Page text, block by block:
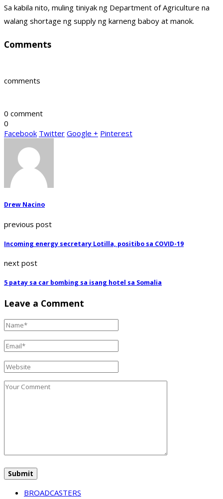
Sa kabila nito, muling tiniyak ng Department of Agriculture na
walang shortage ng supply ng karneng baboy at manok.
Comments
comments
0 comment
0
Facebook Twitter Google + Pinterest
Drew Nacino
previous post
Incoming energy secretary Lotilla, positibo sa COVID-19
next post
5 patay sa car bombing sa isang hotel sa Somalia
Leave a Comment
BROADCASTERS